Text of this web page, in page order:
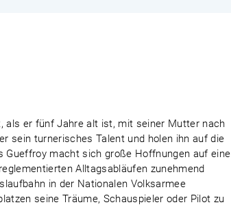
als er fünf Jahre alt ist, mit seiner Mutter nach
sein turnerisches Talent und holen ihn auf die
Gueffroy macht sich große Hoffnungen auf eine
Alltagsabläufen zunehmend
in der Nationalen Volksarmee
seine Träume, Schauspieler oder Pilot zu